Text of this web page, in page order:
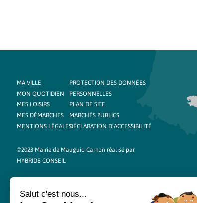
MA VILLE
MON QUOTIDIEN
MES LOISIRS
MES DÉMARCHES
MENTIONS LÉGALES
©2023 Mairie de Mauguio Carnon réalisé par
HYBRIDE CONSEIL
PROTECTION DES DONNÉES
PERSONNELLES
PLAN DE SITE
MARCHÉS PUBLICS
DÉCLARATION D’ACCESSIBILITÉ
Salut c'est nous...